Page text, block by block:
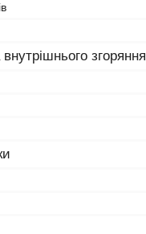
згоряння